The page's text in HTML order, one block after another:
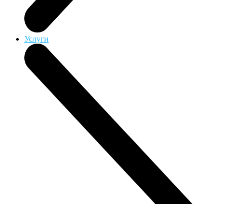
Услуги